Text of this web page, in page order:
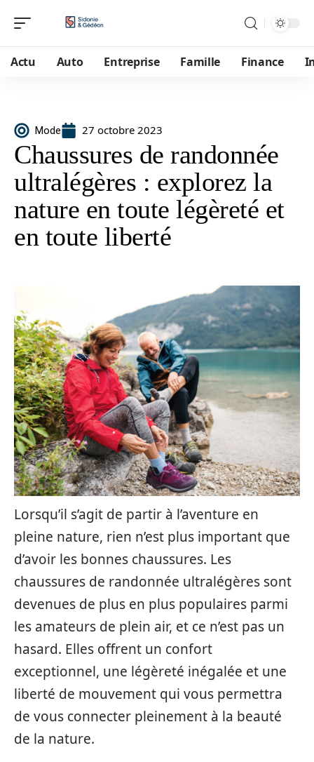
Actu Auto Entreprise Famille Finance
Mode 27 octobre 2023
Chaussures de randonnée
ultralégères : explorez la
nature en toute légèreté et
en toute liberté
Lorsqu’il s’agit de partir à l’aventure en
pleine nature, rien n’est plus important que
d’avoir les bonnes chaussures. Les
chaussures de randonnée ultralégères sont
devenues de plus en plus populaires parmi
les amateurs de plein air, et ce n’est pas un
hasard. Elles offrent un confort
exceptionnel, une légèreté inégalée et une
liberté de mouvement qui vous permettra
de vous connecter pleinement à la beauté
de la nature.